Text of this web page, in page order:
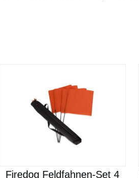
Firedog Feldfahnen-Set 4